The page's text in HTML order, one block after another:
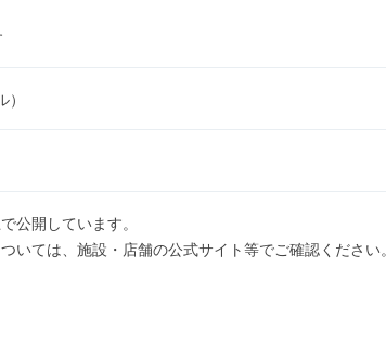
公開しています。
ては、施設・店舗の公式サイト等でご確認ください。